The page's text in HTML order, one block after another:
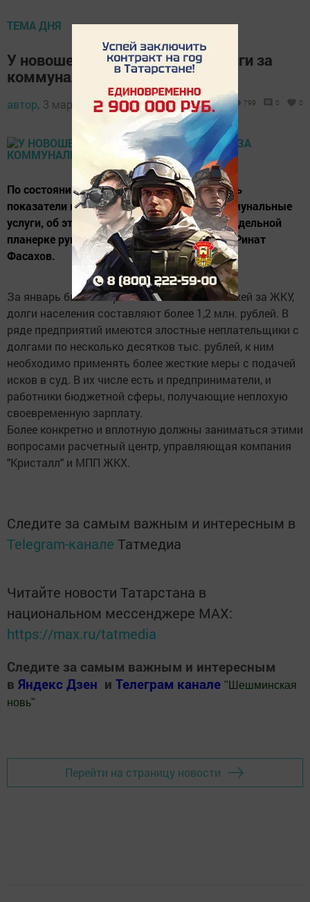
ТЕМА ДНЯ
У новошешминцөв возросли долги за
коммунальные услуги
автор, 3 марта 2016 - 05:16 799 0 0
По состоянию на конец февраля ухудшились
показатели по платежам за жилищно-коммунальные
услуги, об этом проинформировал на еженедельной
планерке руководитель исполкома района Ринат
Фасахов.
За январь было собрано только 97% платежей за ЖКУ,
долги населения составляют более 1,2 млн. рублей. В
ряде предприятий имеются злостные неплательщики с
долгами по несколько десятков тыс. рублей, к ним
необходимо применять более жесткие меры с подачей
исков в суд. В их числе есть и предприниматели, и
работники бюджетной сферы, получающие неплохую
своевременную зарплату.
Более конкретно и вплотную должны заниматься этими
вопросами расчетный центр, управляющая компания
"Кристалл" и МПП ЖКХ.
Следите за самым важным и интересным в
Telegram-канале Татмедиа
Читайте новости Татарстана в
национальном мессенджере MАХ:
https://max.ru/tatmedia
Следите за самым важным и интересным
в Яндекс Дзен и Телеграм канале " Шешминская
новь"
Перейти на страницу новости